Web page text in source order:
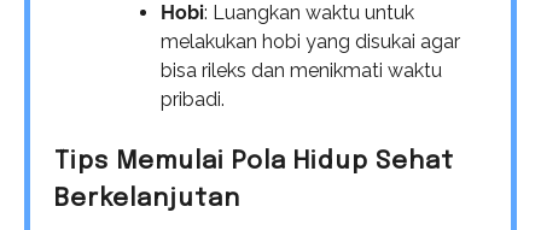
Hobi: Luangkan waktu untuk
melakukan hobi yang disukai agar
bisa rileks dan menikmati waktu
pribadi.
Tips Memulai Pola Hidup Sehat
Berkelanjutan